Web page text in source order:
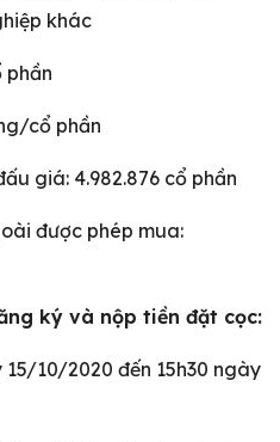
khác
phần
cổ phần
giá: 4.982.876 cổ phần
được phép mua:
ký và nộp tiền đặt cọc:
10/2020 đến 15h30 ngày